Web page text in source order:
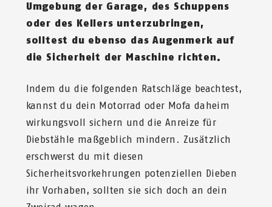
Umgebung der Garage, des Schuppens
oder des Kellers unterzubringen,
solltest du ebenso das Augenmerk auf
die Sicherheit der Maschine richten.
Indem du die folgenden Ratschläge beachtest,
kannst du dein Motorrad oder Mofa daheim
wirkungsvoll sichern und die Anreize für
Diebstähle maßgeblich mindern. Zusätzlich
erschwerst du mit diesen
Sicherheitsvorkehrungen potenziellen Dieben
ihr Vorhaben, sollten sie sich doch an dein